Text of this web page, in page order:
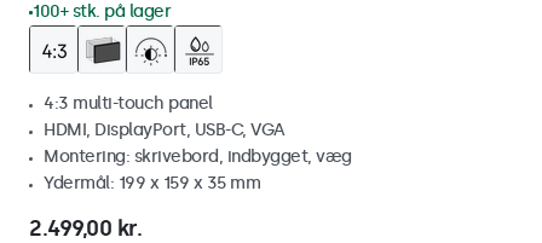
100+ stk. på lager
4:3 multi-touch panel
HDMI, DisplayPort, USB-C, VGA
Montering: skrivebord, indbygget, væg
Ydermål: 199 x 159 x 35 mm
2.499,00 kr.